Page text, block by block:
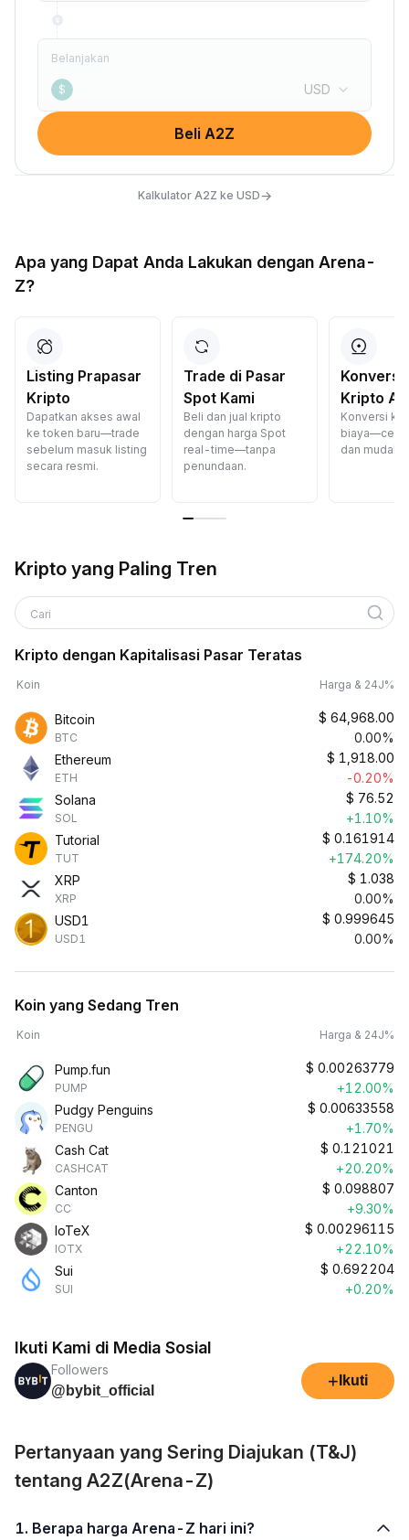
Belanjakan
$ USD
Beli A2Z
Kalkulator A2Z ke USD→
Apa yang Dapat Anda Lakukan dengan Arena-
Z?
Listing Prapasar
Kripto
Dapatkan akses awal
ke token baru—trade
sebelum masuk listing
secara resmi.
Trade di Pasar
Spot Kami
Beli dan jual kripto
dengan harga Spot
real-time—tanpa
penundaan.
Kripto
Konversi
dan mudah.
Kripto yang Paling Tren
Cari
Kripto dengan Kapitalisasi Pasar Teratas
Koin Harga & 24J%
Bitcoin
BTC
$ 64,968.00
0.00%
Ethereum
ETH
$ 1,918.00
-0.20%
Solana
SOL
$ 76.52
+1.10%
Tutorial
TUT
$ 0.161914
+174.20%
XRP
XRP
$ 1.038
0.00%
USD1
USD1
$ 0.999645
0.00%
Koin yang Sedang Tren
Koin Harga & 24J%
Pump.fun
PUMP
$ 0.00263779
+12.00%
Pudgy Penguins
PENGU
$ 0.00633558
+1.70%
Cash Cat
CASHCAT
$ 0.121021
+20.20%
Canton
CC
$ 0.098807
+9.30%
IoTeX
IOTX
$ 0.00296115
+22.10%
Sui
SUI
$ 0.692204
+0.20%
Ikuti Kami di Media Sosial
Followers
@bybit_official
+ Ikuti
Pertanyaan yang Sering Diajukan (T&J)
tentang A2Z(Arena-Z)
1. Berapa harga Arena-Z hari ini?